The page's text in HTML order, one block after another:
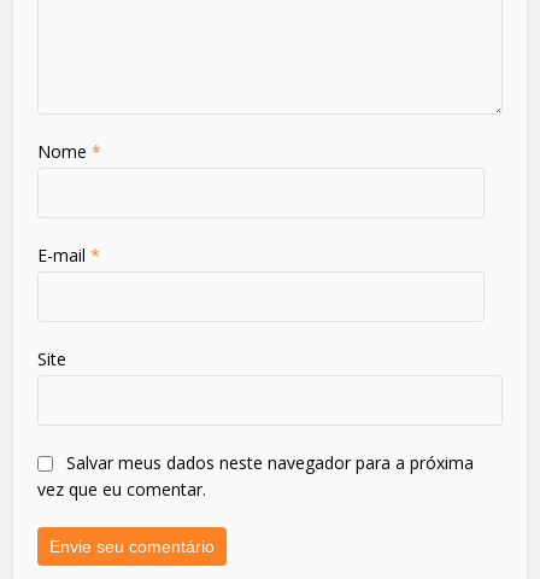
Nome*
E-mail*
Site
Salvar meus dados neste navegador para a próxima
vez que eu comentar.